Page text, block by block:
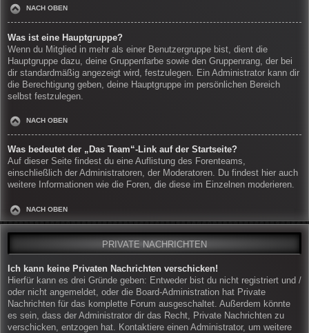
NACH OBEN
Was ist eine Hauptgruppe?
Wenn du Mitglied in mehr als einer Benutzergruppe bist, dient die
Hauptgruppe dazu, deine Gruppenfarbe sowie den Gruppenrang, der bei
dir standardmäßig angezeigt wird, festzulegen. Ein Administrator kann dir
die Berechtigung geben, deine Hauptgruppe im persönlichen Bereich
selbst festzulegen.
NACH OBEN
Was bedeutet der „Das Team“-Link auf der Startseite?
Auf dieser Seite findest du eine Auflistung des Forenteams,
einschließlich der Administratoren, der Moderatoren. Du findest hier auch
weitere Informationen wie die Foren, die diese im Einzelnen moderieren.
NACH OBEN
PRIVATE NACHRICHTEN
Ich kann keine Privaten Nachrichten verschicken!
Hierfür kann es drei Gründe geben: Entweder bist du nicht registriert und /
oder nicht angemeldet, oder die Board-Administration hat Private
Nachrichten für das komplette Forum ausgeschaltet. Außerdem könnte
es sein, dass der Administrator dir das Recht, Private Nachrichten zu
verschicken, entzogen hat. Kontaktiere einen Administrator, um weitere